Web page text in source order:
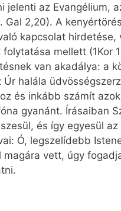
jelenti az Evangélium,
2,20). A
kapcsolat
mellett
van akadálya: a
halála
és inkább számít
gyanánt. Írásaiban
és így egyesül
Ó, legszelídebb
vett, úgy